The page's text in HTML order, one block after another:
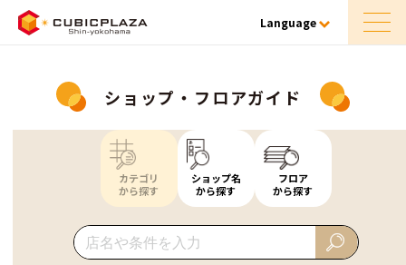
Language
ショップ・フロアガイド
カテゴリ
から探す
ショップ名
から探す
フロア
から探す